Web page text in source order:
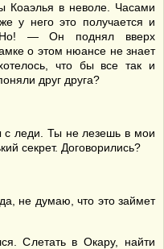
Коаэлья в неволе. Часами
у него это получается и
Но! — Он поднял вверх
о этом нюансе не знает
что бы все так и
друг друга?
леди. Ты не лезешь в мои
секрет. Договорились?
не думаю, что это займет
Слетать в Окару, найти